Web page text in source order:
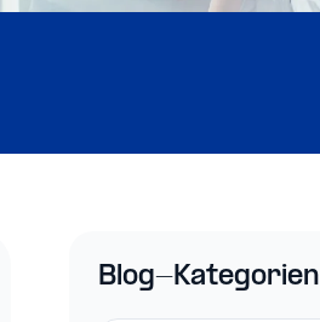
Blog-Kategorien